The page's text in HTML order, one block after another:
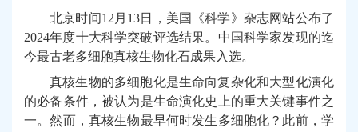
北京时间12月13日，美国《科学》杂志网站公布了
2024年度十大科学突破评选结果。中国科学家发现的迄
今最古老多细胞真核生物化石成果入选。
真核生物的多细胞化是生命向复杂化和大型化演化
的必备条件，被认为是生命演化史上的重大关键事件之
一。然而，真核生物最早何时发生多细胞化？此前，学